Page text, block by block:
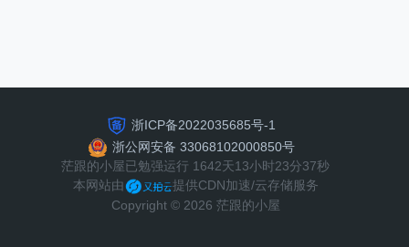
浙ICP备2022035685号-1
浙公网安备 33068102000850号
茫跟的小屋已勉强运行 1642天13小时23分37秒
本网站由
提供CDN加速/云存储服务
Copyright © 2026 茫跟的小屋